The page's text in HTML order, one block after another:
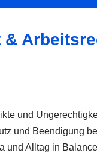
und
und Beendigung
Alltag in